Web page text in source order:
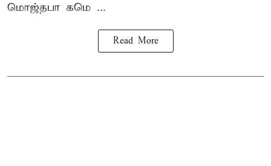
மொஜ்தபா கமெ ...
Read More